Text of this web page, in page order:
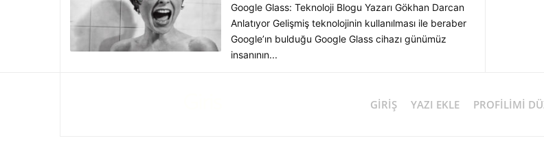
Google Glass: Teknoloji Blogu Yazarı Gökhan Darcan
Anlatıyor Gelişmiş teknolojinin kullanılması ile beraber
Google’ın bulduğu Google Glass cihazı günümüz
insanının...
GIRIŞ YAZI EKLE PROFILIMI